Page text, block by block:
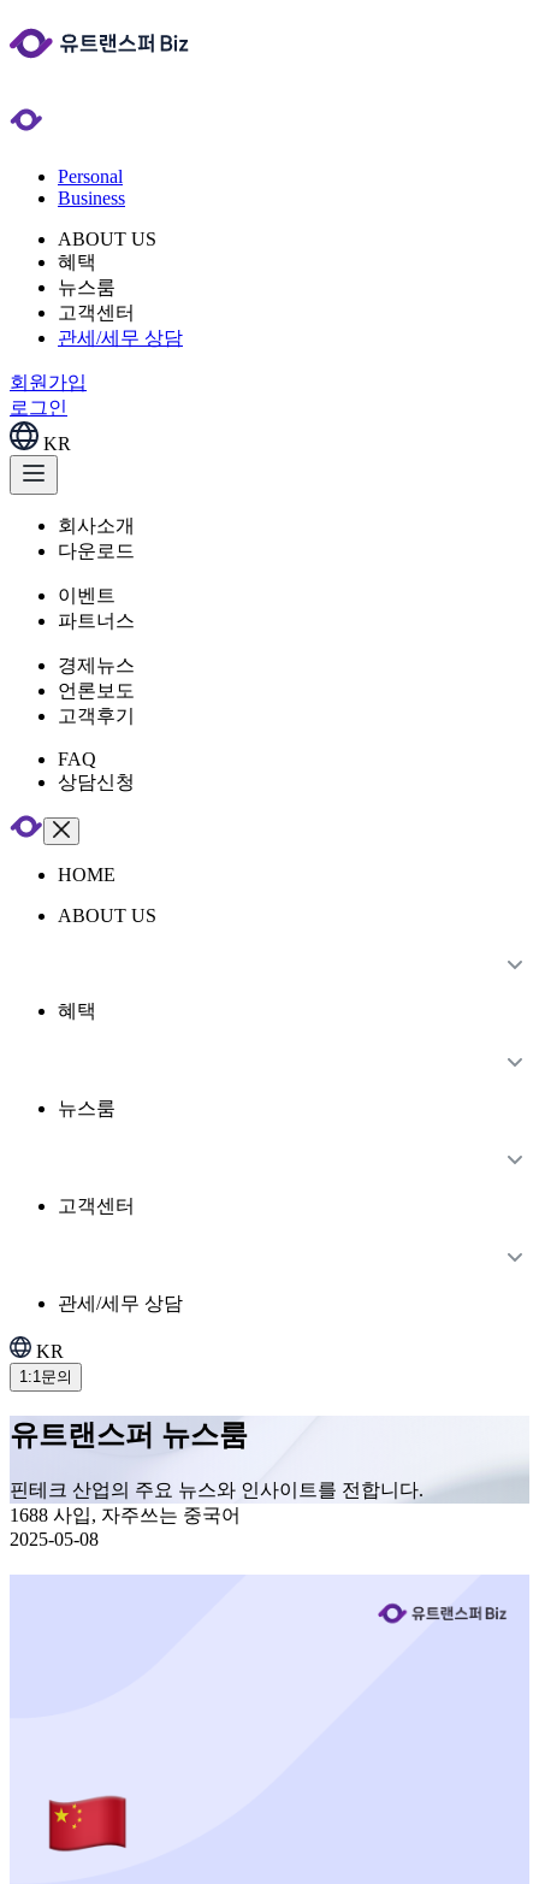
Personal
Business
ABOUT US
혜택
뉴스룸
고객센터
관세/세무 상담
회원가입
로그인
KR
회사소개
다운로드
이벤트
파트너스
경제뉴스
언론보도
고객후기
FAQ
상담신청
HOME
ABOUT US
혜택
뉴스룸
고객센터
관세/세무 상담
KR
1:1문의
유트랜스퍼 뉴스룸
핀테크 산업의 주요 뉴스와 인사이트를 전합니다.
1688 사입, 자주쓰는 중국어
2025-05-08